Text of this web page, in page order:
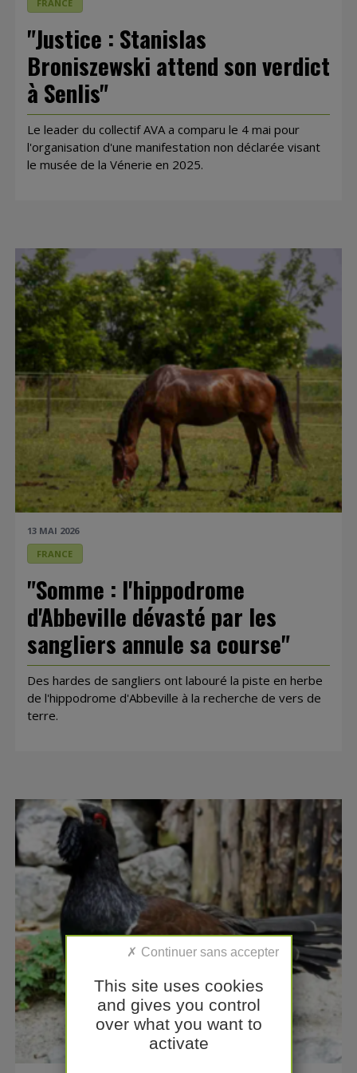
FRANCE
"Justice : Stanislas
Broniszewski attend son verdict
à Senlis"
Le leader du collectif AVA a comparu le 4 mai pour
l'organisation d'une manifestation non déclarée visant
le musée de la Vénerie en 2025.
13 MAI 2026
FRANCE
"Somme : l'hippodrome
d'Abbeville dévasté par les
sangliers annule sa course"
Des hardes de sangliers ont labouré la piste en herbe
de l'hippodrome d'Abbeville à la recherche de vers de
terre.
This site uses cookies
and gives you control
over what you want to
activate